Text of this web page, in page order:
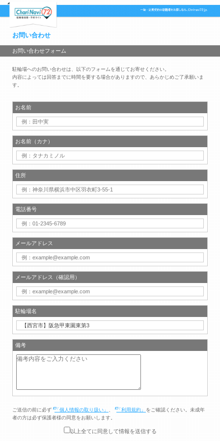
お問い合わせ
お問い合わせフォーム
駐輪場へのお問い合わせは、以下のフォームを通じてお寄せください。
内容によっては回答までに時間を要する場合がありますので、あらかじめご了承願いま
す。
お名前
お名前（カナ）
住所
電話番号
メールアドレス
メールアドレス（確認用）
駐輪場名
備考
ご送信の前に必ず 「個人情報の取り扱い」 「利用規約」 をご確認ください。未成年
者の方は必ず保護者様の同意をお願いします。
以上全てに同意して情報を送信する